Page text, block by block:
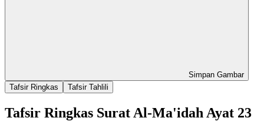
Simpan Gambar
Tafsir Ringkas
Tafsir Tahlili
Tafsir Ringkas Surat Al-Ma'idah Ayat 23